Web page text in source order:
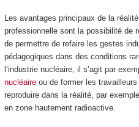
Les avantages principaux de la
professionnelle sont la possibilité de
de permettre de refaire les gestes
pédagogiques dans des conditions
l’industrie nucléaire, il s’agit par
nucléaireou de former les
reproduire dans la réalité, par
en zone hautement radioactive.